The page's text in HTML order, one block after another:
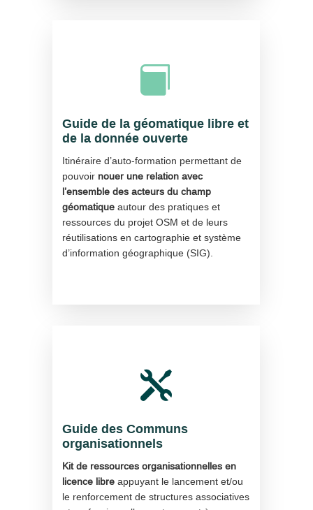

Guide de la géomatique libre et
de la donnée ouverte
Itinéraire d’auto-formation permettant de
pouvoir nouer une relation avec
l’ensemble des acteurs du champ
géomatique autour des pratiques et
ressources du projet OSM et de leurs
réutilisations en cartographie et système
d’information géographique (SIG).

Guide des Communs
organisationnels
Kit de ressources organisationnelles en
licence libre appuyant le lancement et/ou
le renforcement de structures associatives